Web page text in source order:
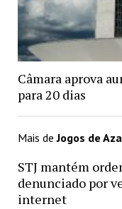
Câmara aprova
para 20 dias
Mais deJogos de
STJ mantém
denunciado por
internet